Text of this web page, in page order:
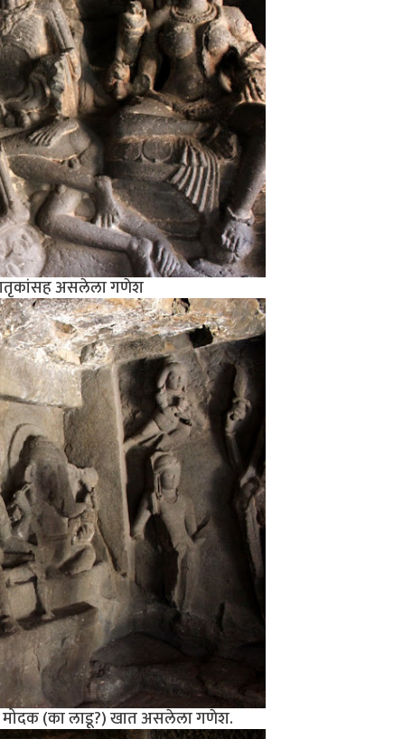
असलेला गणेश
मोदक (का लाडू?) खात असलेला गणेश.